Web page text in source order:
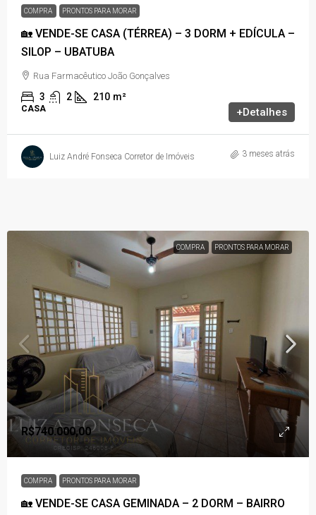
COMPRA PRONTOS PARA MORAR
🏡 VENDE-SE CASA (TÉRREA) – 3 DORM + EDÍCULA –
SILOP – UBATUBA
Rua Farmacêutico João Gonçalves
3 2 210 m²
CASA +Detalhes
Luiz André Fonseca Corretor de Imóveis 3 meses atrás
COMPRA PRONTOS PARA MORAR
R$740.000,00
COMPRA PRONTOS PARA MORAR
🏡 VENDE-SE CASA GEMINADA – 2 DORM – BAIRRO